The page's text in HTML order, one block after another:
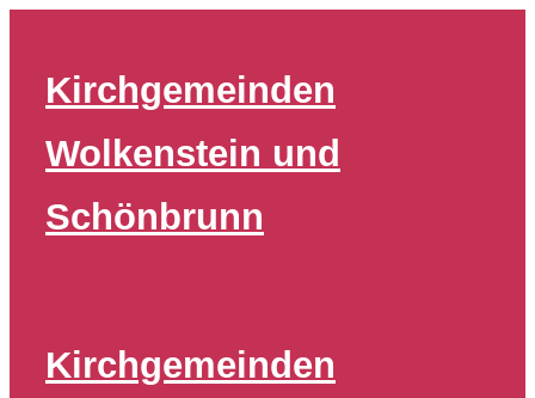
springen
Kirchgemeinden
Wolkenstein und
Schönbrunn
Kirchgemeinden